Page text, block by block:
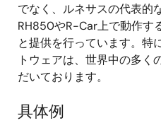
でなく、ルネサスの代表的
RH850やR-Car上で動作す
と提供を行っています。特
トウェアは、世界中の多く
だいております。
具体例